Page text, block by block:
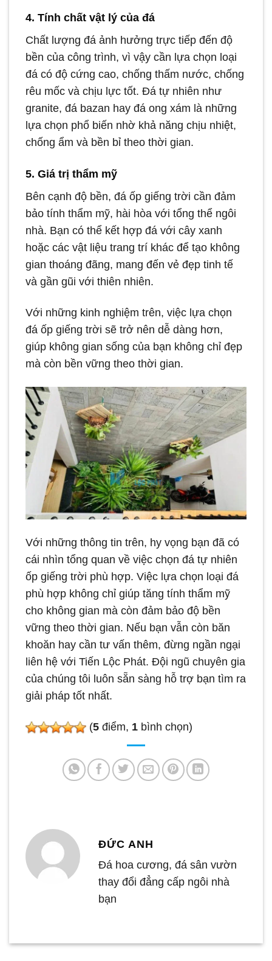
4. Tính chất vật lý của đá
Chất lượng đá ảnh hưởng trực tiếp đến độ
bền của công trình, vì vậy cần lựa chọn loại
đá có độ cứng cao, chống thấm nước, chống
rêu mốc và chịu lực tốt. Đá tự nhiên như
granite, đá bazan hay đá ong xám là những
lựa chọn phổ biến nhờ khả năng chịu nhiệt,
chống ẩm và bền bỉ theo thời gian.
5. Giá trị thẩm mỹ
Bên cạnh độ bền, đá ốp giếng trời cần đảm
bảo tính thẩm mỹ, hài hòa với tổng thể ngôi
nhà. Bạn có thể kết hợp đá với cây xanh
hoặc các vật liệu trang trí khác để tạo không
gian thoáng đãng, mang đến vẻ đẹp tinh tế
và gần gũi với thiên nhiên.
Với những kinh nghiệm trên, việc lựa chọn
đá ốp giếng trời sẽ trở nên dễ dàng hơn,
giúp không gian sống của bạn không chỉ đẹp
mà còn bền vững theo thời gian.
Với những thông tin trên, hy vọng bạn đã có
cái nhìn tổng quan về việc chọn đá tự nhiên
ốp giếng trời phù hợp. Việc lựa chọn loại đá
phù hợp không chỉ giúp tăng tính thẩm mỹ
cho không gian mà còn đảm bảo độ bền
vững theo thời gian. Nếu bạn vẫn còn băn
khoăn hay cần tư vấn thêm, đừng ngần ngại
liên hệ với Tiến Lộc Phát. Đội ngũ chuyên gia
của chúng tôi luôn sẵn sàng hỗ trợ bạn tìm ra
giải pháp tốt nhất.
(5 điểm, 1 bình chọn)
ĐỨC ANH
Đá hoa cương, đá sân vườn
thay đổi đẳng cấp ngôi nhà
bạn